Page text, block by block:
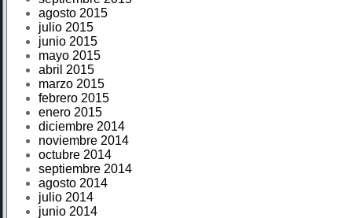
agosto 2015
julio 2015
junio 2015
mayo 2015
abril 2015
marzo 2015
febrero 2015
enero 2015
diciembre 2014
noviembre 2014
octubre 2014
septiembre 2014
agosto 2014
julio 2014
junio 2014